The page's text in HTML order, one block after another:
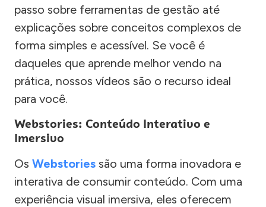
passo sobre ferramentas de gestão até
explicações sobre conceitos complexos de
forma simples e acessível. Se você é
daqueles que aprende melhor vendo na
prática, nossos vídeos são o recurso ideal
para você.
Webstories: Conteúdo Interativo e
Imersivo
Os Webstories são uma forma inovadora e
interativa de consumir conteúdo. Com uma
experiência visual imersiva, eles oferecem